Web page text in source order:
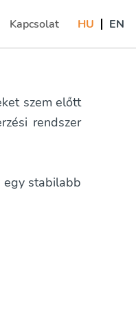
Kapcsolat HU EN
szem előtt
rendszer
egy stabilabb